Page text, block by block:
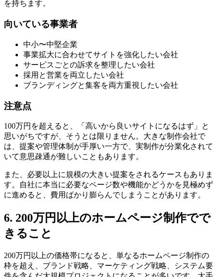
を持ちます。
向いている事業者
中小〜中堅企業
事業拡大に合わせてサイトを強化したい会社
サービスごとの訴求を整理したい会社
採用と営業を両立したい会社
ブランディングと集客を両方重視したい会社
注意点
100万円を超えると、「高いから良いサイトになるはず」と
思いがちですが、そうとは限りません。大きな制作会社で
は、提案や管理体制が手厚い一方で、実制作が分業化されて
いて意思疎通が難しいこともあります。
また、必要以上に規模の大きい提案をされるケースもありま
す。自社に本当に必要なページ数や機能かどうかを見極めず
に進めると、費用ばかり膨らんでしまうことがあります。
6. 200万円以上のホームページ制作でで
きること
200万円以上の価格帯になると、単なるホームページ制作の
枠を超え、ブランド戦略、マーケティング戦略、システム要